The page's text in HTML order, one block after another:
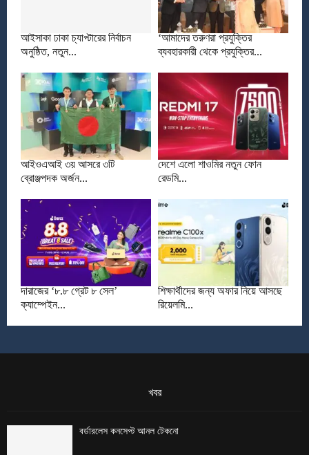
আইসাকা ঢাকা চ্যাপ্টারের নির্বাচন
অনুষ্ঠিত, নতুন...
‘আমাদের তরুণরা প্রযুক্তির
ব্যবহারকারী থেকে প্রযুক্তির...
আইওএআই ৩য় আসরে ৩টি
ব্রোঞ্জপদক অর্জন...
দেশে এলো শাওমির নতুন ফোন
রেডমি...
দারাজের ‘৮.৮ গ্রেট ৮ সেল’
ক্যাম্পেইন...
শিক্ষার্থীদের জন্য অফার নিয়ে আসছে
রিয়েলমি...
খবর
বর্ডারলেস কনসেপ্ট আনল টেকনো